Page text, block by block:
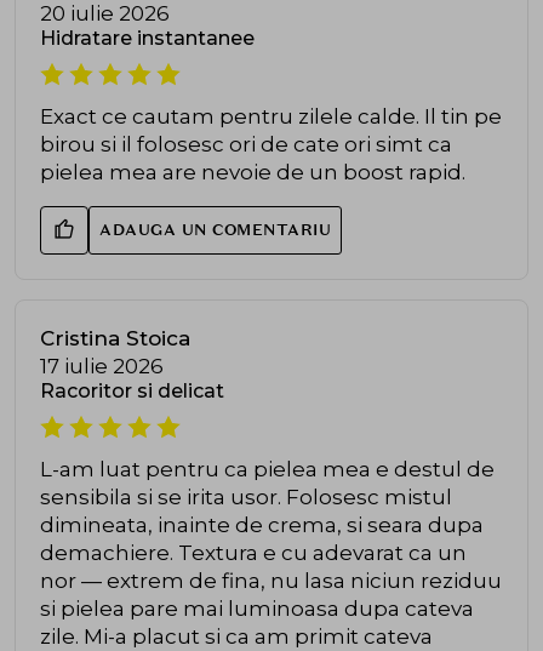
20 iulie 2026
Hidratare instantanee
Exact ce cautam pentru zilele calde. Il tin pe
birou si il folosesc ori de cate ori simt ca
pielea mea are nevoie de un boost rapid.
ADAUGA UN COMENTARIU
Cristina Stoica
17 iulie 2026
Racoritor si delicat
L-am luat pentru ca pielea mea e destul de
sensibila si se irita usor. Folosesc mistul
dimineata, inainte de crema, si seara dupa
demachiere. Textura e cu adevarat ca un
nor — extrem de fina, nu lasa niciun reziduu
si pielea pare mai luminoasa dupa cateva
zile. Mi-a placut si ca am primit cateva